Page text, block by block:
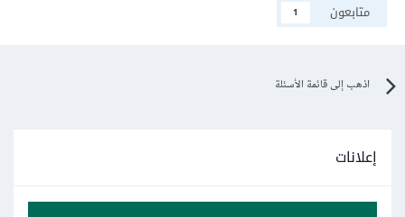
متابعون
1
اذهب إلى قائمة الأسئلة
إعلانات